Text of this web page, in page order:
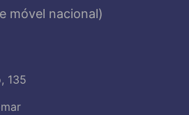
móvel nacional)
135